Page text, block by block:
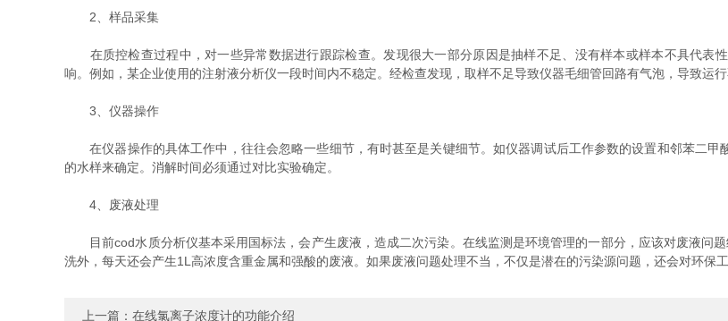
2、样品采集
在质控检查过程中，对一些异常数据进行跟踪检查。发现很大一部分原因是抽样不足、没有样本或样本不具代表
响。例如，某企业使用的注射液分析仪一段时间内不稳定。经检查发现，取样不足导致仪器毛细管回路有气泡，导致运行
3、仪器操作
在仪器操作的具体工作中，往往会忽略一些细节，有时甚至是关键细节。如仪器调试后工作参数的设置和邻苯二甲
的水样来确定。消解时间必须通过对比实验确定。
4、废液处理
目前cod水质分析仪基本采用国标法，会产生废液，造成二次污染。在线监测是环境管理的一部分，应该对废液问
洗外，每天还会产生1L高浓度含重金属和强酸的废液。如果废液问题处理不当，不仅是潜在的污染源问题，还会对环保
上一篇： 在线氯离子浓度计的功能介绍